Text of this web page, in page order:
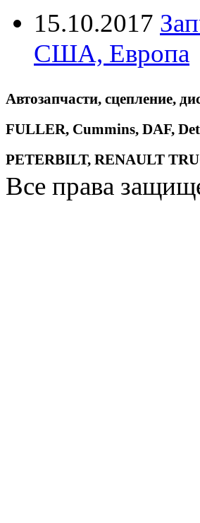
15.10.2017
США, Европа
Автозапчасти, сцепление,
FULLER, Cummins, DAF,
PETERBILT, RENAULT
Все права